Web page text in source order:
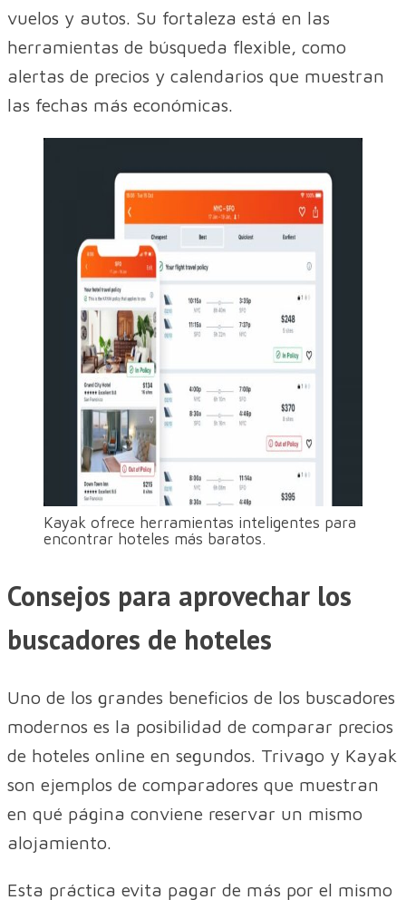
vuelos y autos. Su fortaleza está en las
herramientas de búsqueda flexible, como
alertas de precios y calendarios que muestran
las fechas más económicas.
Kayak ofrece herramientas inteligentes para
encontrar hoteles más baratos.
Consejos para aprovechar los
buscadores de hoteles
Uno de los grandes beneficios de los buscadores
modernos es la posibilidad de comparar precios
de hoteles online en segundos. Trivago y Kayak
son ejemplos de comparadores que muestran
en qué página conviene reservar un mismo
alojamiento.
Esta práctica evita pagar de más por el mismo